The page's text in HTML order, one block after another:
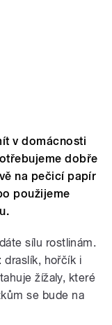
v domácnosti
dobře
na pečicí papír
použijeme
sílu rostlinám.
draslík, hořčík i
žížaly, které
se bude na